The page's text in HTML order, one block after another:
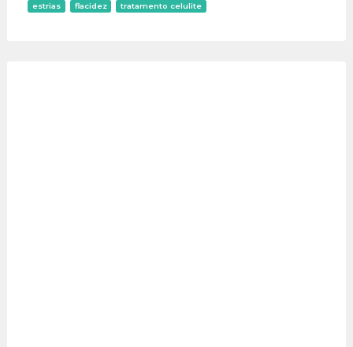
estrias
flacidez tratamento celulite